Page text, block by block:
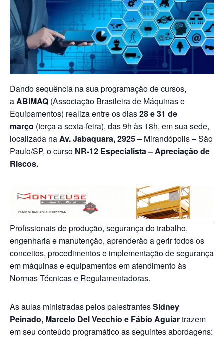
Dando sequência na sua programação de cursos,
aABIMAQ (Associação Brasileira de Máquinas e
Equipamentos) realiza entre os dias28 e 31 de
março (terça a sexta-feira), das 9h às 18h, em sua sede,
localizada naAv. Jabaquara, 2925– Mirandópolis – São
Paulo/SP, o curso NR-12 Especialista – Apreciação de
Riscos.
Profissionais de produção, segurança do trabalho,
engenharia e manutenção, aprenderão a gerir todos os
conceitos, procedimentos e implementação de segurança
em máquinas e equipamentos em atendimento às
Normas Técnicas e Regulamentadoras.
As aulas ministradas pelos palestrantesSidney
Peinado, Marcelo Del Vecchio e Fábio Aguiartrazem
em seu conteúdo programático as seguintes abordagens: